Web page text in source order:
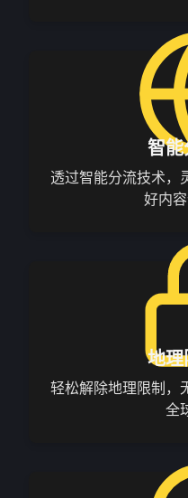
智能
透过智能分流技术，
好内容
地理
轻松解除地理限制，
全